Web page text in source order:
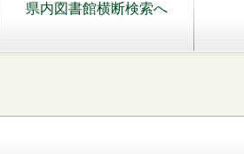
県内図書館横断検索へ